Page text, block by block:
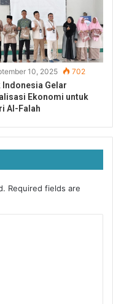
karena kehidupan
Athaillah, M.Si, Ph.D,
para wali santri
kepada pesantren.
tali silaturahmi
positif tentang
10, 2025 702
Indonesia Gelar
Ekonomi untuk
Al-Falah
Required fields are